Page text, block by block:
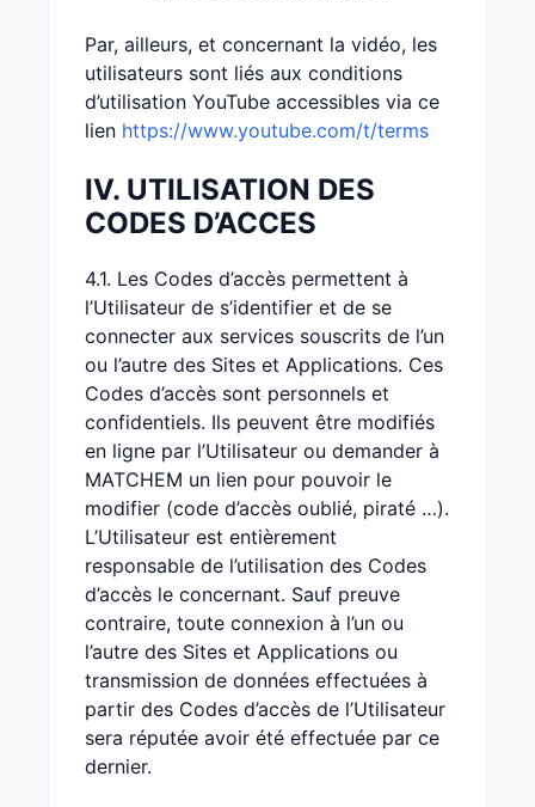
Par, ailleurs, et concernant la vidéo, les
utilisateurs sont liés aux conditions
d’utilisation YouTube accessibles via ce
lien https://www.youtube.com/t/terms
IV. UTILISATION DES
CODES D’ACCES
4.1. Les Codes d’accès permettent à
l’Utilisateur de s’identifier et de se
connecter aux services souscrits de l’un
ou l’autre des Sites et Applications. Ces
Codes d’accès sont personnels et
confidentiels. Ils peuvent être modifiés
en ligne par l’Utilisateur ou demander à
MATCHEM un lien pour pouvoir le
modifier (code d’accès oublié, piraté …).
L’Utilisateur est entièrement
responsable de l’utilisation des Codes
d’accès le concernant. Sauf preuve
contraire, toute connexion à l’un ou
l’autre des Sites et Applications ou
transmission de données effectuées à
partir des Codes d’accès de l’Utilisateur
sera réputée avoir été effectuée par ce
dernier.